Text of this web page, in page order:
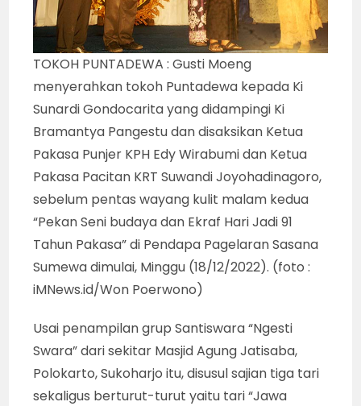
TOKOH PUNTADEWA : Gusti Moeng
menyerahkan tokoh Puntadewa kepada Ki
Sunardi Gondocarita yang didampingi Ki
Bramantya Pangestu dan disaksikan Ketua
Pakasa Punjer KPH Edy Wirabumi dan Ketua
Pakasa Pacitan KRT Suwandi Joyohadinagoro,
sebelum pentas wayang kulit malam kedua
“Pekan Seni budaya dan Ekraf Hari Jadi 91
Tahun Pakasa” di Pendapa Pagelaran Sasana
Sumewa dimulai, Minggu (18/12/2022). (foto :
iMNews.id/Won Poerwono)
Usai penampilan grup Santiswara “Ngesti
Swara” dari sekitar Masjid Agung Jatisaba,
Polokarto, Sukoharjo itu, disusul sajian tiga tari
sekaligus berturut-turut yaitu tari “Jawa